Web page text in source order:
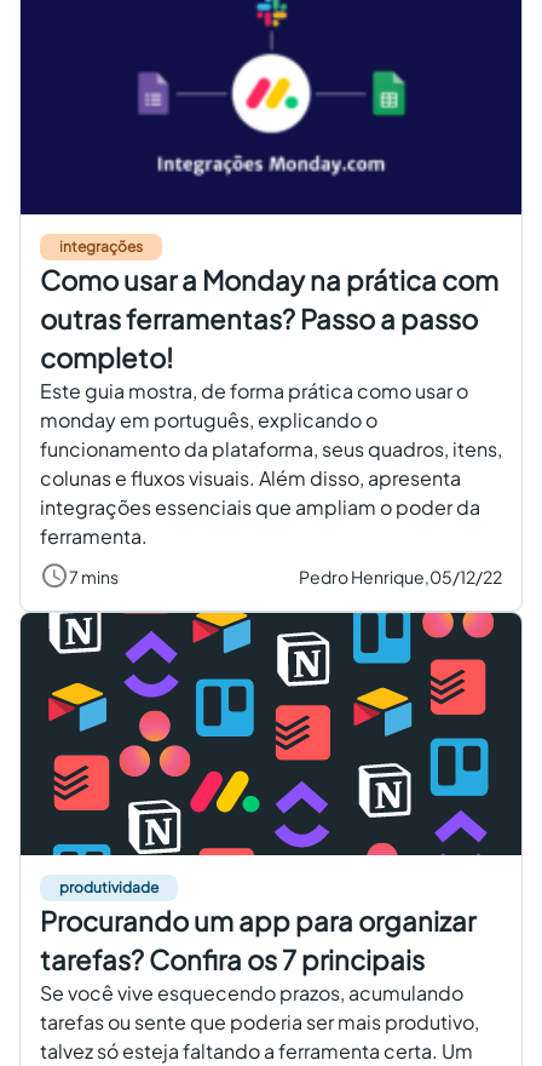
integrações
Como usar a Monday na prática com
outras ferramentas? Passo a passo
completo!
Este guia mostra, de forma prática como usar o
monday em português, explicando o
funcionamento da plataforma, seus quadros, itens,
colunas e fluxos visuais. Além disso, apresenta
integrações essenciais que ampliam o poder da
ferramenta.
7 mins Pedro Henrique,05/12/22
produtividade
Procurando um app para organizar
tarefas? Confira os 7 principais
Se você vive esquecendo prazos, acumulando
tarefas ou sente que poderia ser mais produtivo,
talvez só esteja faltando a ferramenta certa. Um